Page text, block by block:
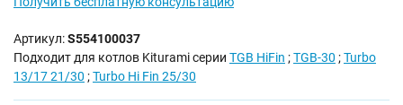
Артикул:S554100037
Подходит для котлов Kiturami серии TGB HiFin ;TGB-30 ;Turbo
13/17 21/30 ;Turbo Hi Fin 25/30